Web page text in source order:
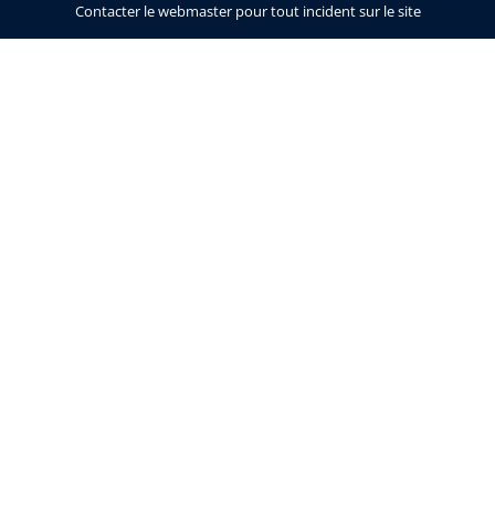
Contacter le webmaster pour tout incident sur le site